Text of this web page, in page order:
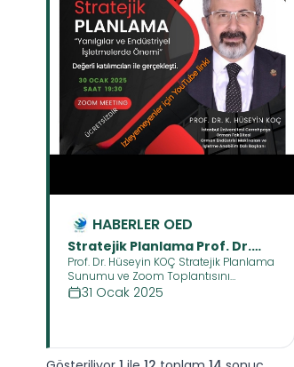
HABERLER OED
Stratejik Planlama Prof. Dr.
Hüseyin KOÇ Sunumu
30.01.2025
Prof. Dr. Hüseyin KOÇ Stratejik Planlama
Sunumu ve Zoom Toplantısını
aşağıdaki linklerden takip edebilirsiniz:
31 Ocak 2025